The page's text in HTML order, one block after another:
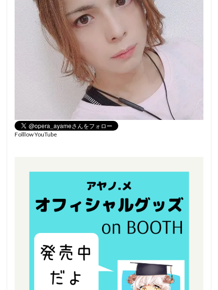
Folllow YouTube